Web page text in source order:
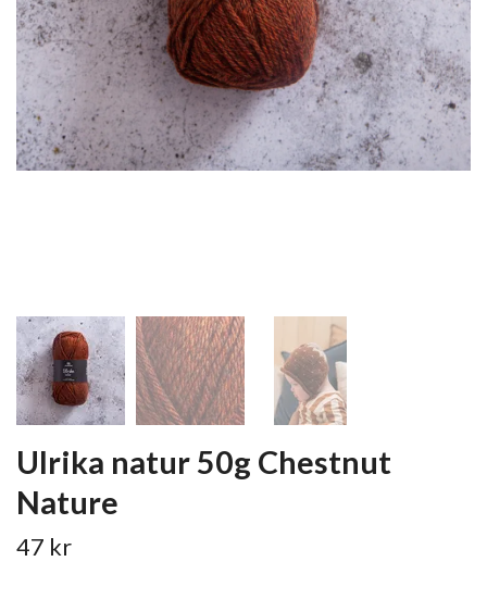
Ulrika natur 50g Chestnut
Nature
47 kr